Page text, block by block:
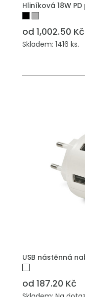
Hliníková 18W
od 1,002.50 Kč
Skladem: 1416 ks.
USB nástěnná
od 187.20 Kč